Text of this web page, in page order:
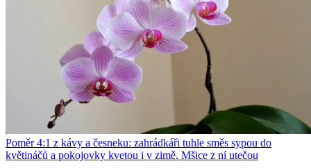
Poměr 4:1 z kávy a česneku: zahrádkáři tuhle směs sypou do
květináčů a pokojovky kvetou i v zimě. Mšice z ní utečou